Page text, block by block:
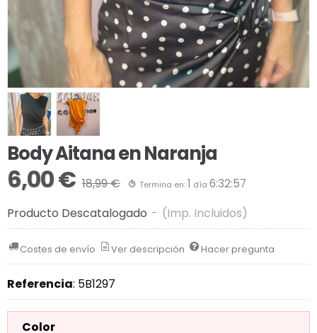
Body Aitana en Naranja
6,00 € 18,99 € Termina en: 1 día 6:32:56
Producto Descatalogado - (Imp. Incluidos)
Costes de envío Ver descripción Hacer pregunta
Referencia: 5B1297
Color